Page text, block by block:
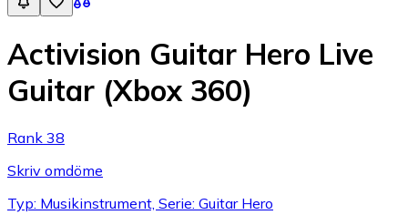
Activision Guitar Hero Live
Guitar (Xbox 360)
Rank 38
Skriv omdöme
Typ: Musikinstrument, Serie: Guitar Hero